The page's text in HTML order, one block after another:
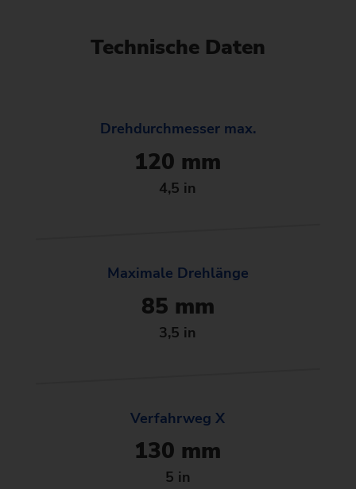
Technische Daten
Drehdurchmesser max.
120 mm
4,5 in
Maximale Drehlänge
85 mm
3,5 in
Verfahrweg X
130 mm
5 in